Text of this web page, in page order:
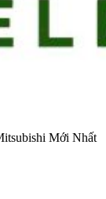
Mới Nhất